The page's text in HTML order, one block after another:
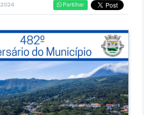
Partilhar